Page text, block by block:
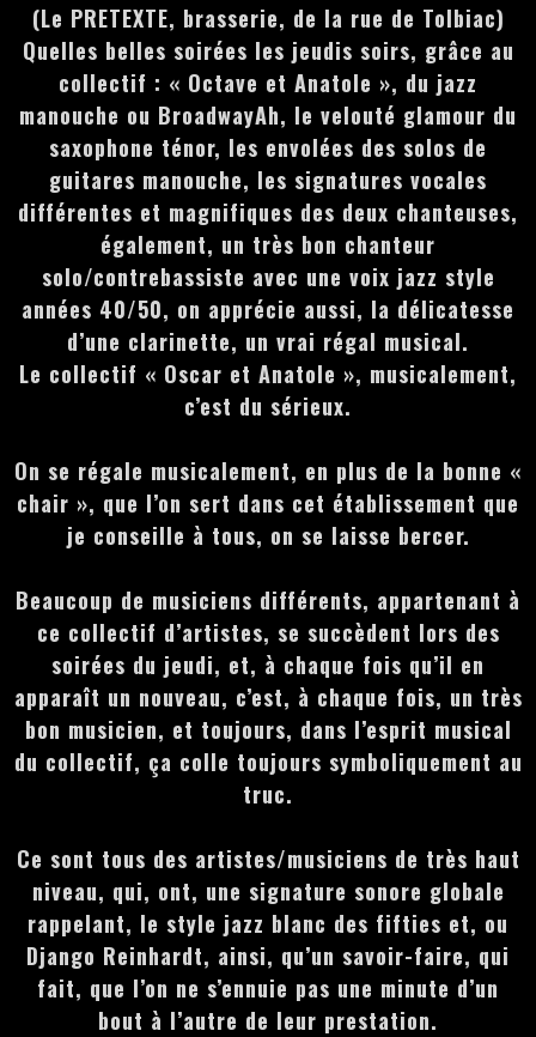
(Le PRETEXTE, brasserie, de la rue de Tolbiac)
Quelles belles soirées les jeudis soirs, grâce au
collectif : « Octave et Anatole », du jazz
manouche ou BroadwayAh, le velouté glamour du
saxophone ténor, les envolées des solos de
guitares manouche, les signatures vocales
différentes et magnifiques des deux chanteuses,
également, un très bon chanteur
solo/contrebassiste avec une voix jazz style
années 40/50, on apprécie aussi, la délicatesse
d’une clarinette, un vrai régal musical.
Le collectif « Oscar et Anatole », musicalement,
c’est du sérieux.
On se régale musicalement, en plus de la bonne «
chair », que l’on sert dans cet établissement que
je conseille à tous, on se laisse bercer.
Beaucoup de musiciens différents, appartenant à
ce collectif d’artistes, se succèdent lors des
soirées du jeudi, et, à chaque fois qu’il en
apparaît un nouveau, c’est, à chaque fois, un très
bon musicien, et toujours, dans l’esprit musical
du collectif, ça colle toujours symboliquement au
truc.
Ce sont tous des artistes/musiciens de très haut
niveau, qui, ont, une signature sonore globale
rappelant, le style jazz blanc des fifties et, ou
Django Reinhardt, ainsi, qu’un savoir-faire, qui
fait, que l’on ne s’ennuie pas une minute d’un
bout à l’autre de leur prestation.